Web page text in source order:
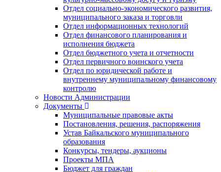
Отдел социально-экономического развития,
муниципального заказа и торговли
Отдел информационных технологий
Отдел финансового планирования и
исполнения бюджета
Отдел бюджетного учета и отчетности
Отдел первичного воинского учета
Отдел по юридической работе и
внутреннему муниципальному финансовому
контролю
Новости Администрации
Документы
Муниципальные правовые акты
Постановления, решения, распоряжения
Устав Байкальского муниципального
образования
Конкурсы, тендеры, аукционы
Проекты МПА
Бюджет для граждан